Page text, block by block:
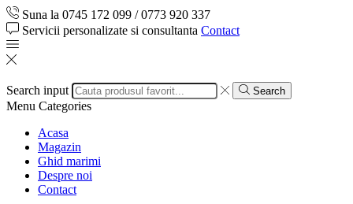
Suna la 0745 172 099 / 0773 920 337
Servicii personalizate si consultanta Contact
Search input Search
Menu Categories
Acasa
Magazin
Ghid marimi
Despre noi
Contact